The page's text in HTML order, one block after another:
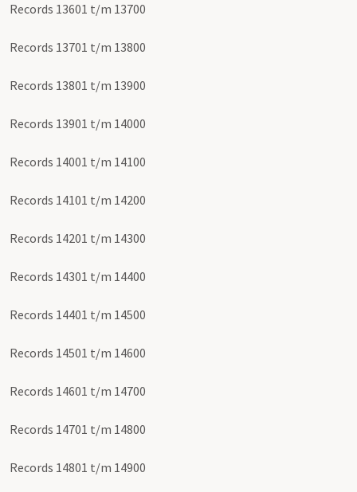
Records 13601 t/m 13700
Records 13701 t/m 13800
Records 13801 t/m 13900
Records 13901 t/m 14000
Records 14001 t/m 14100
Records 14101 t/m 14200
Records 14201 t/m 14300
Records 14301 t/m 14400
Records 14401 t/m 14500
Records 14501 t/m 14600
Records 14601 t/m 14700
Records 14701 t/m 14800
Records 14801 t/m 14900